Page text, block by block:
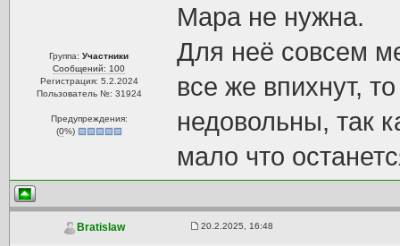
Группа:Участники
Сообщений: 100
Регистрация: 5.2.2024
Пользователь №: 31924
Предупреждения:
(0%)
Мара не нужна.
Для неё совсем
все же впихнут,
недовольны, так
мало что
Bratislaw 20.2.2025, 16:48